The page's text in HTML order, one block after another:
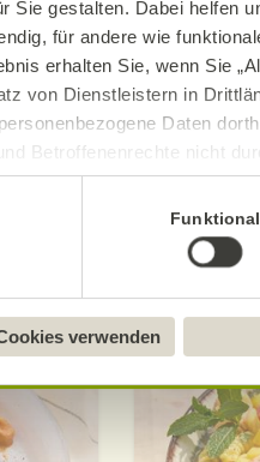
Sie gestalten. Dabei helfen
für andere wie
erhalten Sie, wenn Sie
von Dienstleistern in
Daten
Betroffenenrechte nicht
-übermittlung widerrufen
Sie in unserem
Funktional
verwenden
gluten-
genaue Erklärung der